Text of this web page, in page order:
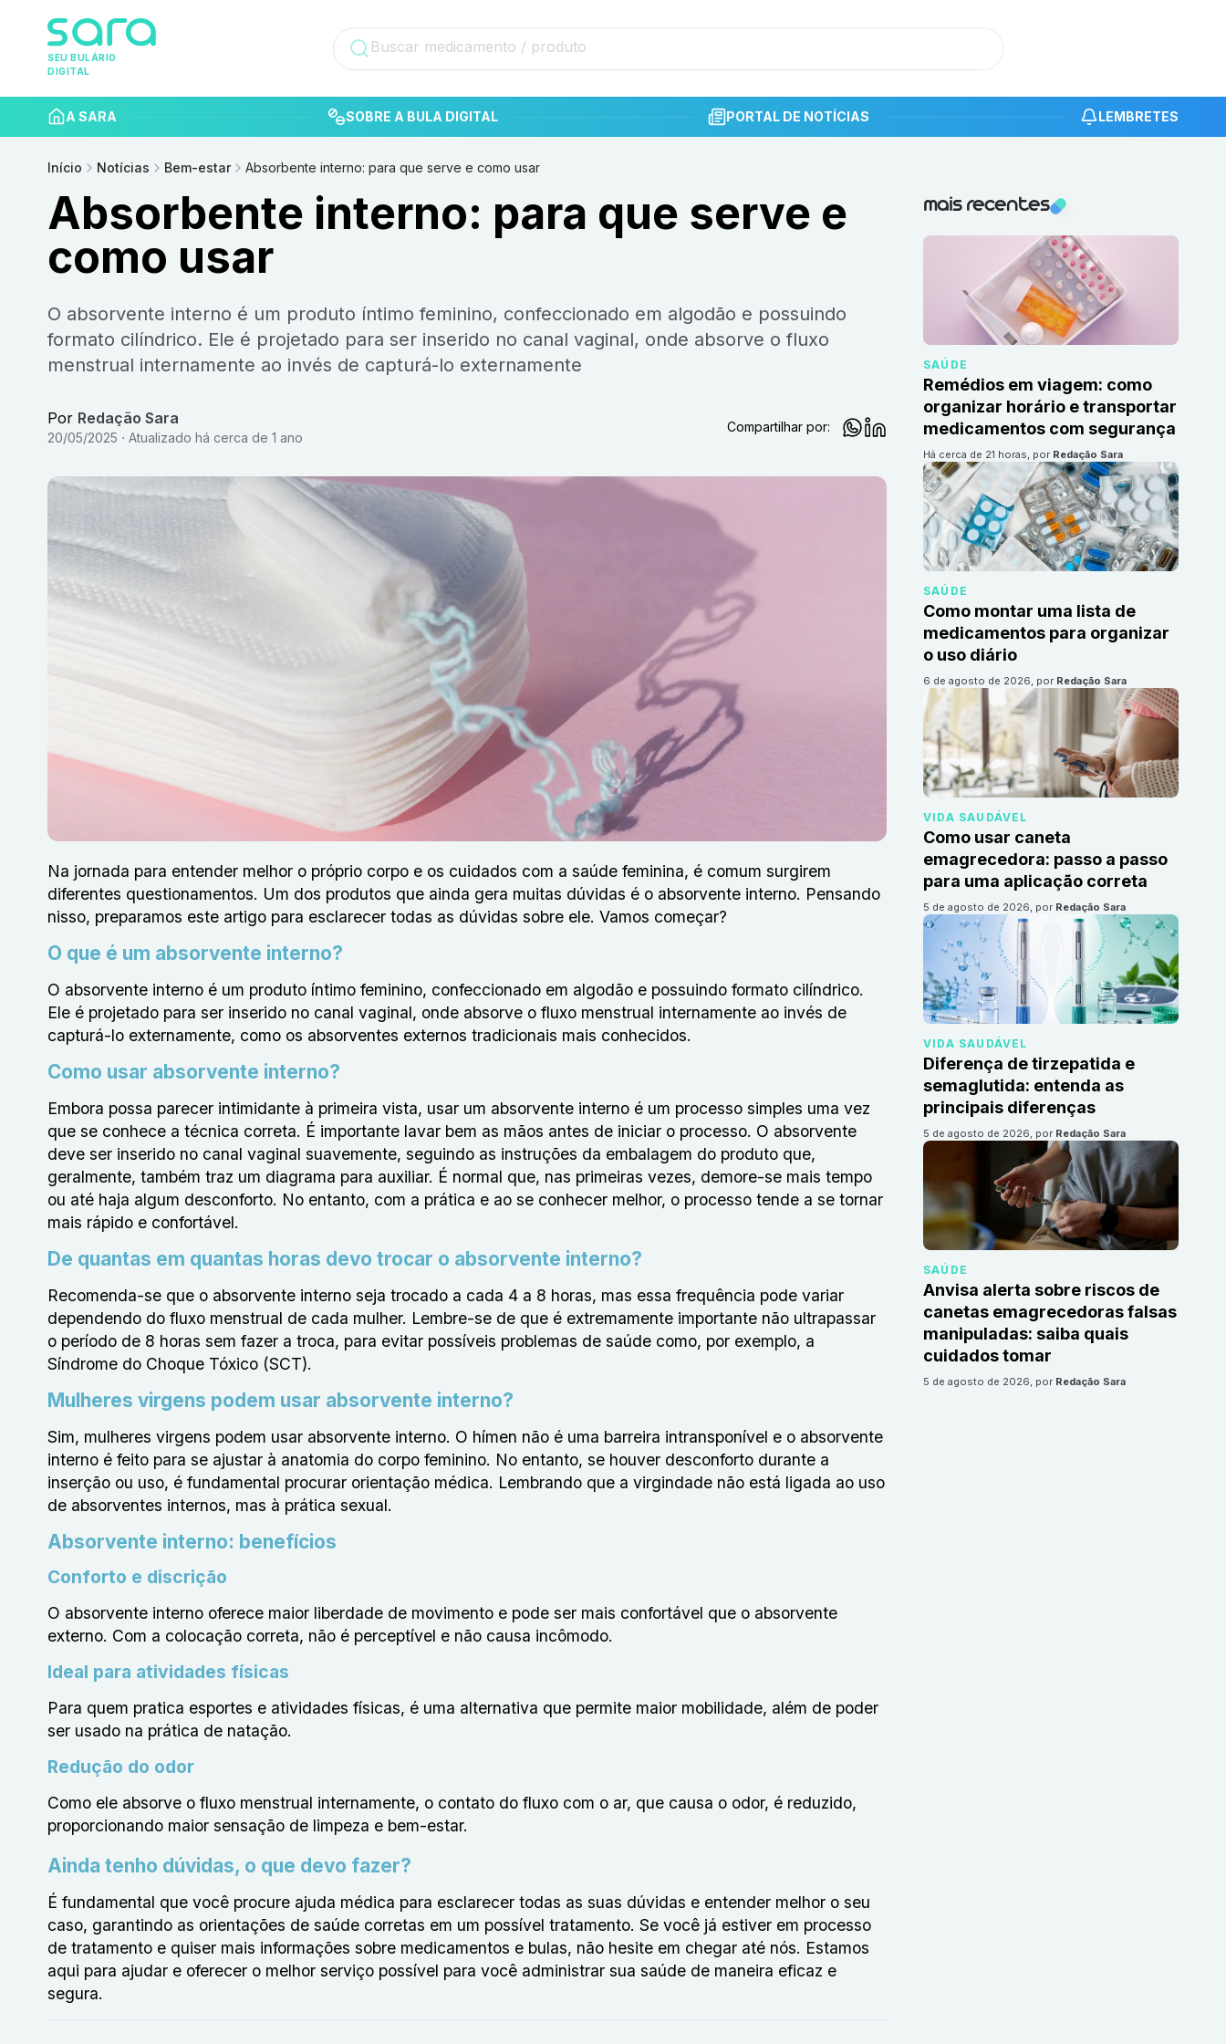
SEU BULÁRIO
DIGITAL
A SARA SOBRE A BULA DIGITAL PORTAL DE NOTÍCIAS LEMBRETES
Início Notícias Bem-estar Absorbente interno: para que serve e como usar
Absorbente interno: para que serve e
como usar
O absorvente interno é um produto íntimo feminino, confeccionado em algodão e possuindo
formato cilíndrico. Ele é projetado para ser inserido no canal vaginal, onde absorve o fluxo
menstrual internamente ao invés de capturá-lo externamente
Por Redação Sara
20/05/2025 Atualizado há cerca de 1 ano
Compartilhar por:
Na jornada para entender melhor o próprio corpo e os cuidados com a saúde feminina, é comum surgirem
diferentes questionamentos. Um dos produtos que ainda gera muitas dúvidas é o absorvente interno. Pensando
nisso, preparamos este artigo para esclarecer todas as dúvidas sobre ele. Vamos começar?
O que é um absorvente interno?
O absorvente interno é um produto íntimo feminino, confeccionado em algodão e possuindo formato cilíndrico.
Ele é projetado para ser inserido no canal vaginal, onde absorve o fluxo menstrual internamente ao invés de
capturá-lo externamente, como os absorventes externos tradicionais mais conhecidos.
Como usar absorvente interno?
Embora possa parecer intimidante à primeira vista, usar um absorvente interno é um processo simples uma vez
que se conhece a técnica correta. É importante lavar bem as mãos antes de iniciar o processo. O absorvente
deve ser inserido no canal vaginal suavemente, seguindo as instruções da embalagem do produto que,
geralmente, também traz um diagrama para auxiliar. É normal que, nas primeiras vezes, demore-se mais tempo
ou até haja algum desconforto. No entanto, com a prática e ao se conhecer melhor, o processo tende a se tornar
mais rápido e confortável.
De quantas em quantas horas devo trocar o absorvente interno?
Recomenda-se que o absorvente interno seja trocado a cada 4 a 8 horas, mas essa frequência pode variar
dependendo do fluxo menstrual de cada mulher. Lembre-se de que é extremamente importante não ultrapassar
o período de 8 horas sem fazer a troca, para evitar possíveis problemas de saúde como, por exemplo, a
Síndrome do Choque Tóxico (SCT).
Mulheres virgens podem usar absorvente interno?
Sim, mulheres virgens podem usar absorvente interno. O hímen não é uma barreira intransponível e o absorvente
interno é feito para se ajustar à anatomia do corpo feminino. No entanto, se houver desconforto durante a
inserção ou uso, é fundamental procurar orientação médica. Lembrando que a virgindade não está ligada ao uso
de absorventes internos, mas à prática sexual.
Absorvente interno: benefícios
Conforto e discrição
O absorvente interno oferece maior liberdade de movimento e pode ser mais confortável que o absorvente
externo. Com a colocação correta, não é perceptível e não causa incômodo.
Ideal para atividades físicas
Para quem pratica esportes e atividades físicas, é uma alternativa que permite maior mobilidade, além de poder
ser usado na prática de natação.
Redução do odor
Como ele absorve o fluxo menstrual internamente, o contato do fluxo com o ar, que causa o odor, é reduzido,
proporcionando maior sensação de limpeza e bem-estar.
Ainda tenho dúvidas, o que devo fazer?
É fundamental que você procure ajuda médica para esclarecer todas as suas dúvidas e entender melhor o seu
caso, garantindo as orientações de saúde corretas em um possível tratamento. Se você já estiver em processo
de tratamento e quiser mais informações sobre medicamentos e bulas, não hesite em chegar até nós. Estamos
aqui para ajudar e oferecer o melhor serviço possível para você administrar sua saúde de maneira eficaz e
segura.
Notícias recentes
mais recentes
SAÚDE
Remédios em viagem: como
organizar horário e transportar
medicamentos com segurança
há cerca de 21 horas, por Redação Sara
SAÚDE
Como montar uma lista de
medicamentos para organizar
o uso diário
6 de agosto de 2026, por Redação Sara
VIDA SAUDÁVEL
Como usar caneta
emagrecedora: passo a passo
para uma aplicação correta
5 de agosto de 2026, por Redação Sara
VIDA SAUDÁVEL
Diferença de tirzepatida e
semaglutida: entenda as
principais diferenças
5 de agosto de 2026, por Redação Sara
SAÚDE
Anvisa alerta sobre riscos de
canetas emagrecedoras falsas
manipuladas: saiba quais
cuidados tomar
5 de agosto de 2026, por Redação Sara